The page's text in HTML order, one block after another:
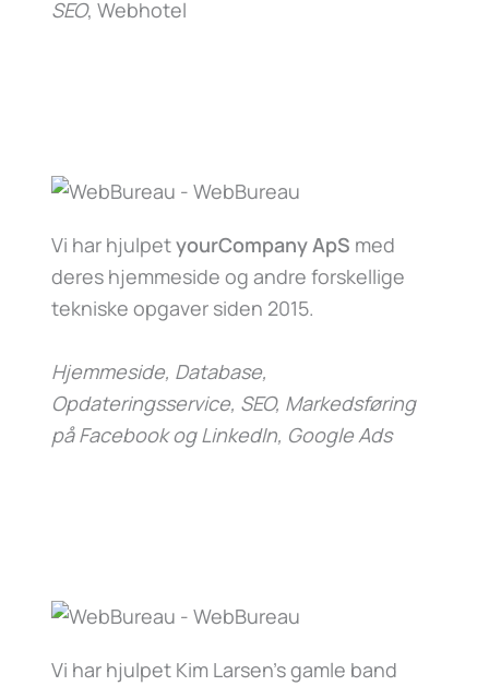
SEO, Webhotel
Vi har hjulpetyourCompany ApS med
deres hjemmeside og andre forskellige
tekniske opgaver siden 2015.
Hjemmeside, Database,
Opdateringsservice, SEO, Markedsføring
på Facebook og LinkedIn, Google Ads
Vi har hjulpet Kim Larsen’s gamle band